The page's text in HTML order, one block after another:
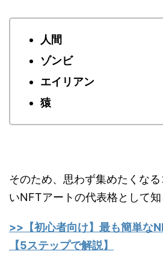
人間
ゾンビ
エイリアン
猿
そのため、思わず集めたくな
いNFTアートの代表格として知
>>【初心者向け】最も簡単な
【5ステップで解説】